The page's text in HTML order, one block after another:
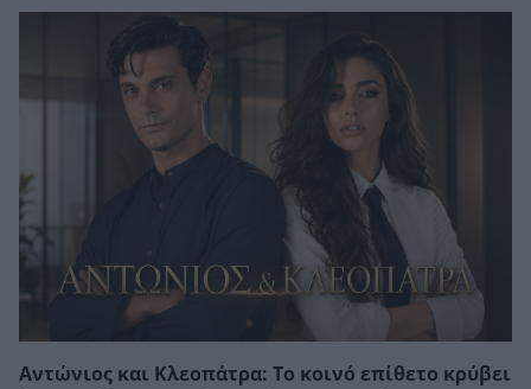
Αντώνιος και Κλεοπάτρα: Το κοινό επίθετο κρύβει